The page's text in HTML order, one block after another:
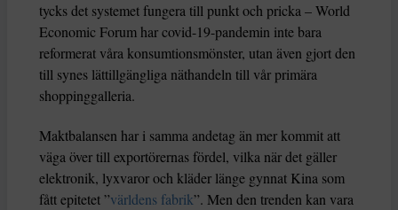
tycks det systemet fungera till punkt och pricka – World
Economic Forum har covid-19-pandemin inte bara
reformerat våra konsumtionsmönster, utan även gjort den
till synes lättillgängliga näthandeln till vår primära
shoppinggalleria.
Maktbalansen har i samma andetag än mer kommit att
väga över till exportörernas fördel, vilka när det gäller
elektronik, lyxvaror och kläder länge gynnat Kina som
fått epitetet ”världens fabrik”. Men den trenden kan vara